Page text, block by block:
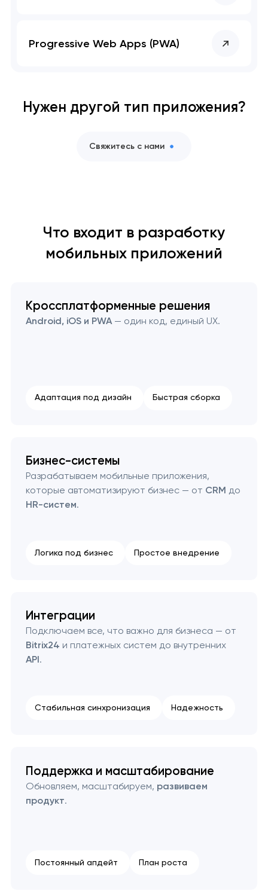
Progressive Web Apps (PWA)
Нужен другой тип приложения?
Свяжитесь с нами
Что входит в разработку
мобильных приложений
Кроссплатформенные решения
Android, iOS и PWA— один код, единый UX.
Адаптация под дизайн Быстрая сборка
Бизнес-системы
Разрабатываем мобильные приложения,
которые автоматизируют бизнес — от CRM до
HR-систем.
Логика под бизнес Простое внедрение
Интеграции
Подключаем все, что важно для бизнеса — от
Bitrix24 и платежных систем до внутренних
API.
Стабильная синхронизация Надежность
Поддержка и масштабирование
Обновляем, масштабируем, развиваем
продукт.
Постоянный апдейт План роста